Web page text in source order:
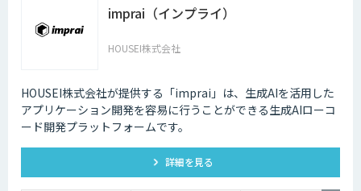
imprai（インプライ）
HOUSEI株式会社
HOUSEI株式会社が提供する「imprai」は、生成AIを活用した
アプリケーション開発を容易に行うことができる生成AIローコ
ード開発プラットフォームです。
詳細を見る